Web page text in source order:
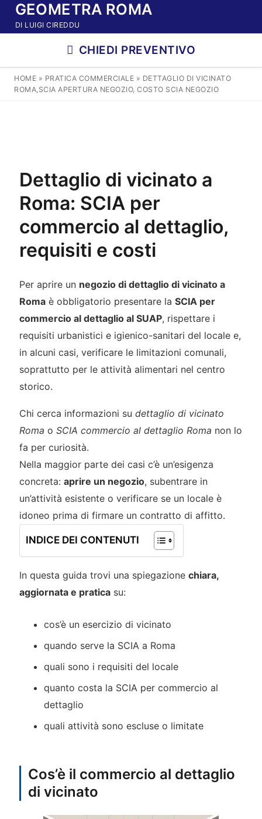
GEOMETRA ROMA
DI LUIGI CIREDDU
CHIEDI PREVENTIVO
HOME » PRATICA COMMERCIALE » DETTAGLIO DI VICINATO
ROMA,SCIA APERTURA NEGOZIO, COSTO SCIA NEGOZIO
Dettaglio di vicinato a
Roma: SCIA per
commercio al dettaglio,
requisiti e costi
Per aprire un negozio di dettaglio di vicinato a
Romaè obbligatorio presentare la SCIA per
commercio al dettaglio al SUAP, rispettare i
requisiti urbanistici e igienico-sanitari del locale e,
in alcuni casi, verificare le limitazioni comunali,
soprattutto per le attività alimentari nel centro
storico.
Chi cerca informazioni su dettaglio di vicinato
Roma o SCIA commercio al dettaglio Roma non lo
fa per curiosità.
Nella maggior parte dei casi c’è un’esigenza
concreta: aprire un negozio, subentrare in
un’attività esistente o verificare se un locale è
idoneo prima di firmare un contratto di affitto.
INDICE DEI CONTENUTI
In questa guida trovi una spiegazione chiara,
aggiornata e praticasu:
cos’è un esercizio di vicinato
quando serve la SCIA a Roma
quali sono i requisiti del locale
quanto costa la SCIA per commercio al
dettaglio
quali attività sono escluse o limitate
Cos’è il commercio al dettaglio
di vicinato